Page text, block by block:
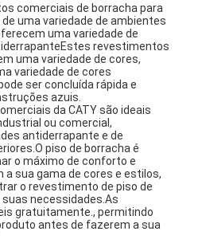
comerciais de borracha para
uma variedade de ambientes
uma variedade de
revestimentos
uma variedade de cores,
variedade de cores
ser concluída rápida e
azuis.
da CATY são ideais
ou comercial,
antiderrapante e de
piso de borracha é
o máximo de conforto e
a sua gama de cores e estilos,
o revestimento de piso de
necessidades.As
gratuitamente., permitindo
antes de fazerem a sua